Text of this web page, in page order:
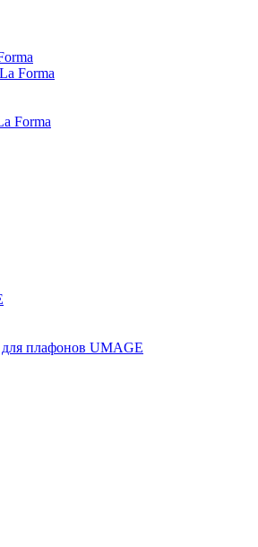
Forma
Forma
плафонов UMAGE